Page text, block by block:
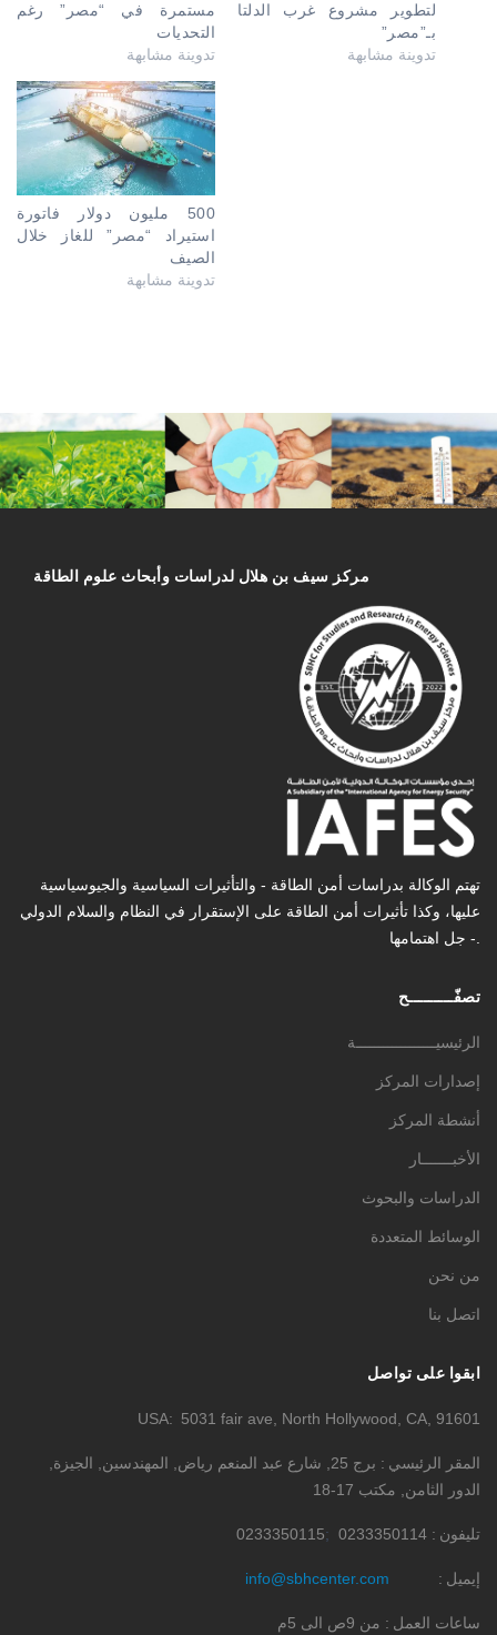
مستمرة في “مصر” رغم
التحديات
تدوينة مشابهة
لتطوير مشروع غرب الدلتا
بـ”مصر”
تدوينة مشابهة
500 مليون دولار فاتورة
استيراد “مصر” للغاز خلال
الصيف
تدوينة مشابهة
مركز سیف بن هلال لدراسات وأبحاث علوم الطاقة
تهتم الوكالة بدراسات أمن الطاقة - والتأثیرات السیاسیة والجیوسیاسیة
عليها، وكذا تأثیرات أمن الطاقة على الإستقرار في النظام والسلام الدولي
- جل اهتمامها.
تصفّـــــــــح
الرئيسيــــــــــــــــــة
إصدارات المركز
أنشطة المركز
الأخبـــــــار
الدراسات والبحوث
الوسائط المتعددة
من نحن
اتصل بنا
ابقوا على تواصل
USA 5031 fair ave, North Hollywood, CA, 91601
المقر الرئيسي
برج 25, شارع عبد المنعم رياض, المهندسين, الجيزة,
الدور الثامن, مكتب 17-18
تليفون 0233350114
0233350115
إيميل info@sbhcenter.com
ساعات العمل من 9ص الى 5م